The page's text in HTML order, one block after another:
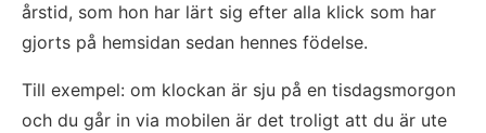
årstid, som hon har lärt sig efter alla klick som har
gjorts på hemsidan sedan hennes födelse.
Till exempel: om klockan är sju på en tisdagsmorgon
och du går in via mobilen är det troligt att du är ute